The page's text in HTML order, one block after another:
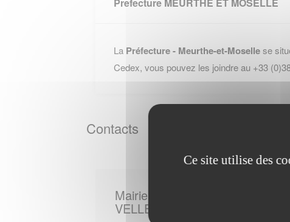
La Préfecture - Meurthe-et-Mosellese
Cedex, vous pouvez les joindre au +33
Contacts
Mairie de
VELLE SUR MOSELLE
Ce site utilise des